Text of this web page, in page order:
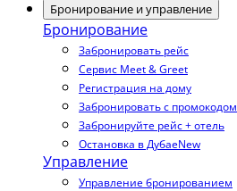
Бронирование и управление
Бронирование
Забронировать рейс
Сервис Meet & Greet
Регистрация на дому
Забронировать с промокодом
Забронируйте рейс + отель
Остановка в ДубаеNew
Управление
Управление бронированием